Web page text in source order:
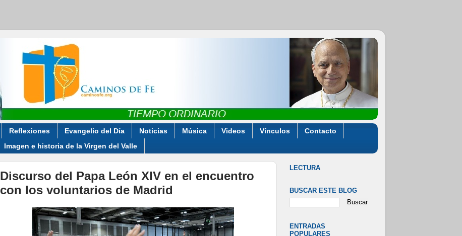
Reflexiones Evangelio del Día Noticias Música Videos Vínculos
Contacto
Imagen e historia de la Virgen del Valle
Discurso del Papa León XIV en el encuentro
con los voluntarios de Madrid
LECTURA
BUSCAR ESTE BLOG
ENTRADAS
POPULARES